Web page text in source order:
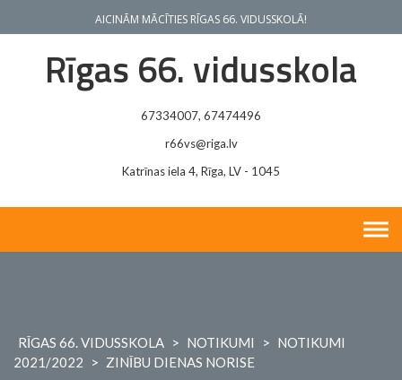
AICINĀM MĀCĪTIES RĪGAS 66. VIDUSSKOLĀ!
Rīgas 66. vidusskola
67334007, 67474496
r66vs@riga.lv
Katrīnas iela 4, Rīga, LV - 1045
RĪGAS 66. VIDUSSKOLA > NOTIKUMI > NOTIKUMI
2021/2022
> ZINĪBU DIENAS NORISE